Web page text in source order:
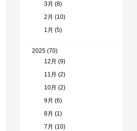
3月 (8)
2月 (10)
1月 (5)
2025 (70)
12月 (9)
11月 (2)
10月 (2)
9月 (6)
8月 (1)
7月 (10)